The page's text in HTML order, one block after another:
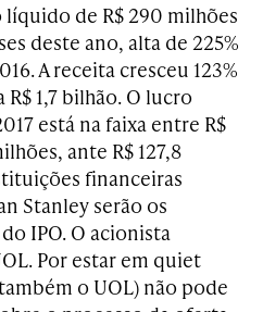
de R$ 290 milhões
deste ano, alta de 225%
A receita cresceu 123%
1,7 bilhão. O lucro
está na faixa entre R$
ante R$ 127,8
financeiras
Stanley serão os
IPO. O acionista
Por estar em quiet
o UOL) não pode